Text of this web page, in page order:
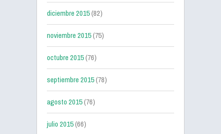
diciembre 2015(82)
noviembre 2015(75)
octubre 2015(76)
septiembre 2015(78)
agosto 2015(76)
julio 2015(66)